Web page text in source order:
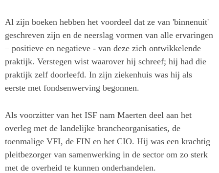
Al zijn boeken hebben het voordeel dat ze van 'binnenuit'
geschreven zijn en de neerslag vormen van alle ervaringen
– positieve en negatieve - van deze zich ontwikkelende
praktijk. Verstegen wist waarover hij schreef; hij had die
praktijk zelf doorleefd. In zijn ziekenhuis was hij als
eerste met fondsenwerving begonnen.
Als voorzitter van het ISF nam Maerten deel aan het
overleg met de landelijke brancheorganisaties, de
toenmalige VFI, de FIN en het CIO. Hij was een krachtig
pleitbezorger van samenwerking in de sector om zo sterk
met de overheid te kunnen onderhandelen.